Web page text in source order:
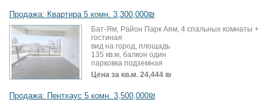
Продажа: Квартира 5 комн. 3,300,000₪
Бат-Ям, Район Парк Аям, 4 спальных комнаты +
гостиная
вид на город, площадь
135 кв.м, балкон один
парковка подземная
Цена за кв.м. 24,444 ₪
Продажа: Пентхаус 5 комн. 3,500,000₪